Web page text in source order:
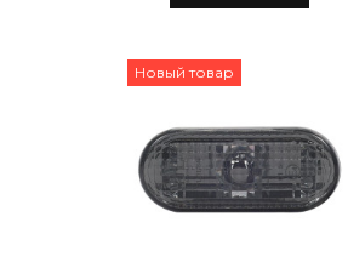
Новый товар